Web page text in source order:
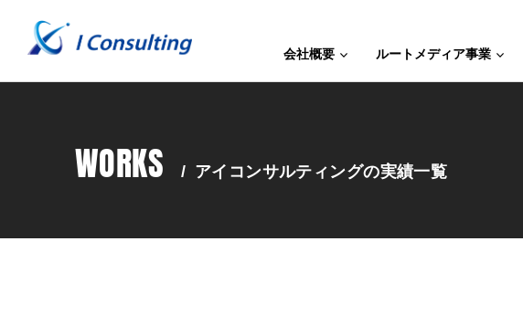
会社概要 ルートメディア事業
WORKS / アイコンサルティングの実績一覧